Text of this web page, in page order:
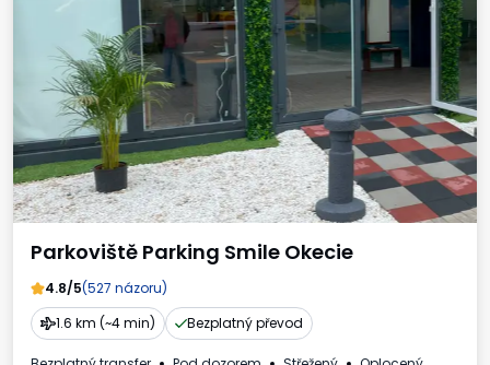
Parkoviště Parking Smile Okecie
4.8/5(527 názoru)
1.6 km (~4 min)
Bezplatný převod